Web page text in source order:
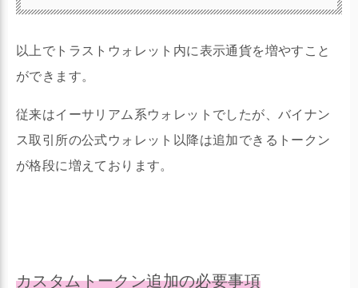
以上でトラストウォレット内に表示通貨を増やすこと
ができます。
従来はイーサリアム系ウォレットでしたが、バイナン
ス取引所の公式ウォレット以降は追加できるトークン
が格段に増えております。
カスタムトークン追加の必要事項